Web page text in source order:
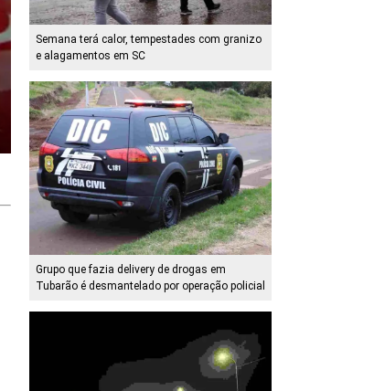
Semana terá calor, tempestades com granizo
e alagamentos em SC
Grupo que fazia delivery de drogas em
Tubarão é desmantelado por operação policial